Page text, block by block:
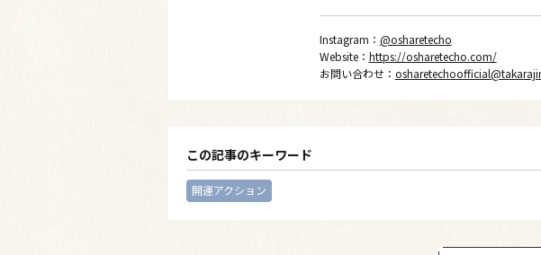
Instagram： @osharetecho
Website： https://osharetecho.com/
お問い合わせ：
この記事のキーワード
開運アクション